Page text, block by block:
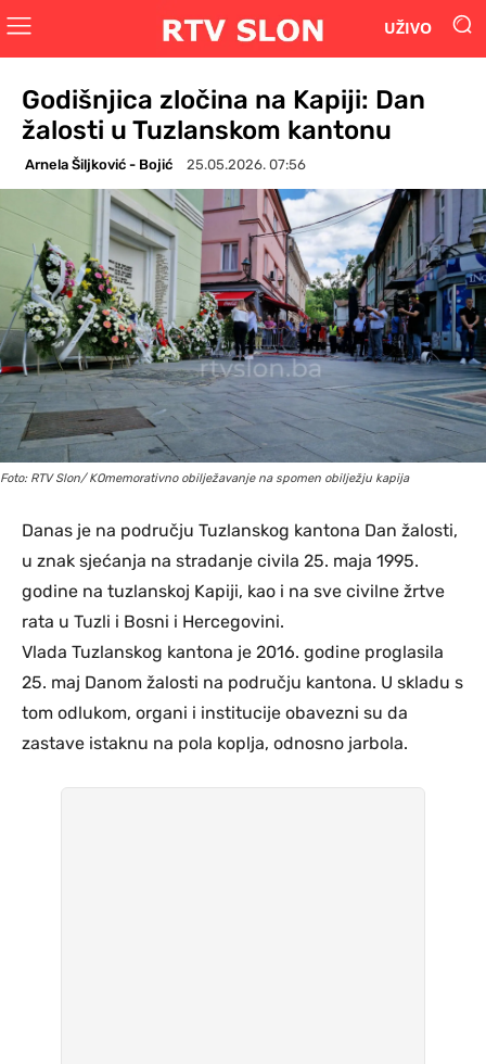
UŽIVO
Godišnjica zločina na Kapiji: Dan
žalosti u Tuzlanskom kantonu
Arnela Šiljković - Bojić 25.05.2026. 07:56
Foto: RTV Slon/ KOmemorativno obilježavanje na spomen obilježju kapija
Danas je na području Tuzlanskog kantona Dan žalosti,
u znak sjećanja na stradanje civila 25. maja 1995.
godine na tuzlanskoj Kapiji, kao i na sve civilne žrtve
rata u Tuzli i Bosni i Hercegovini.
Vlada Tuzlanskog kantona je 2016. godine proglasila
25. maj Danom žalosti na području kantona. U skladu s
tom odlukom, organi i institucije obavezni su da
zastave istaknu na pola koplja, odnosno jarbola.